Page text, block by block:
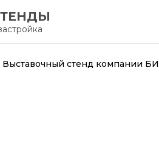
Выставочный стенд компании